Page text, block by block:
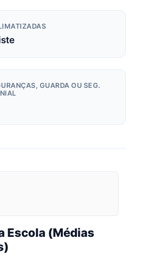
GUARDA OU SEG.
Escola (Médias